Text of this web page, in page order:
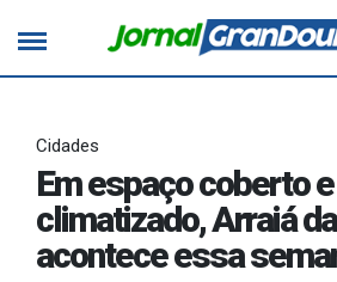
Cidades
Em espaço coberto e
climatizado, Arraiá
acontece essa